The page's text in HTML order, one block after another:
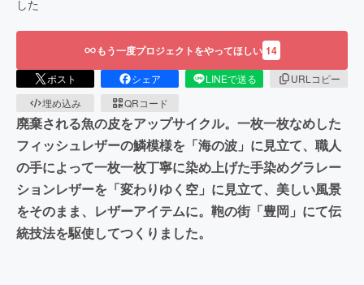
した
もう一度プロジェクトをやってほしい 14
ポスト シェア LINEで送る
URLコピー
埋め込み
QRコード
廃棄される魚の皮をアップサイクル。一枚一枚なめした
フィッシュレザーの鱗模様を「海の波」に見立て、職人
の手によって一枚一枚丁寧に染め上げた手染めグラレー
ションレザーを「変わりゆく空」に見立て、美しい風景
をそのまま、レザーアイテムに。鞄の街「豊岡」にて伝
統技法を駆使してつくりました。